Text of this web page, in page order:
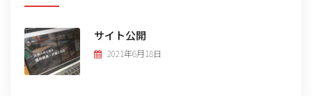
サイト公開
2021年6月18日